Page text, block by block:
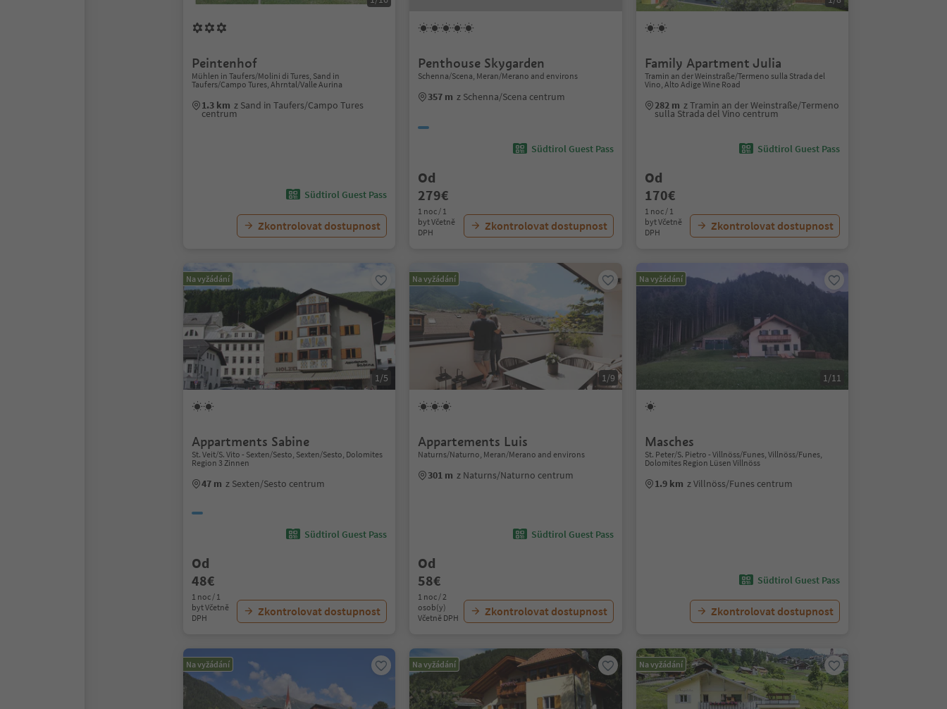
Peintenhof
Mühlen in Taufers/Molini di Tures, Sand in
Taufers/Campo Tures, Ahrntal/Valle Aurina
1.3 km z Sand in Taufers/Campo Tures
centrum
Südtirol Guest Pass
Zkontrolovat dostupnost
Penthouse Skygarden
Schenna/Scena, Meran/Merano and environs
357 m z Schenna/Scena centrum
Südtirol Guest Pass
Od
279€
1 noc / 1
byt Včetně
DPH
Zkontrolovat dostupnost
Family Apartment Julia
Tramin an der Weinstraße/Termeno sulla Strada del
Vino, Alto Adige Wine Road
282 m z Tramin an der Weinstraße/Termeno
sulla Strada del Vino centrum
Südtirol Guest Pass
Od
170€
1 noc / 1
byt Včetně
DPH
Zkontrolovat dostupnost
Na vyžádání
1/5
Appartments Sabine
St. Veit/S. Vito - Sexten/Sesto, Sexten/Sesto, Dolomites
Region 3 Zinnen
47 m z Sexten/Sesto centrum
Südtirol Guest Pass
Od
48€
1 noc / 1
byt Včetně
DPH
Zkontrolovat dostupnost
Na vyžádání
1/9
Appartements Luis
Naturns/Naturno, Meran/Merano and environs
301 m z Naturns/Naturno centrum
Südtirol Guest Pass
Od
58€
1 noc / 2
osob(y)
Včetně DPH
Zkontrolovat dostupnost
Na vyžádání
1/11
Masches
St. Peter/S. Pietro - Villnöss/Funes, Villnöss/Funes,
Dolomites Region Lüsen Villnöss
1.9 km z Villnöss/Funes centrum
Südtirol Guest Pass
Zkontrolovat dostupnost
Na vyžádání Na vyžádání Na vyžádání